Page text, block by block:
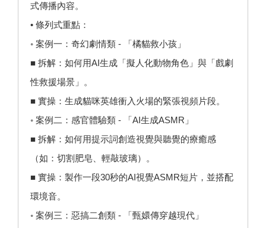
式傳播內容。
• 條列式重點：
◦ 案例一：奇幻劇情類 - 「橘貓救小孩」
■ 拆解：如何用AI生成「擬人化動物角色」與「戲劇
性救援場景」。
■ 實操：生成貓咪英雄衝入火場的緊張視頻片段。
◦ 案例二：感官體驗類 - 「AI生成ASMR」
■ 拆解：如何用提示詞創造視覺與聽覺的療癒感
（如：切割肥皂、輕敲玻璃）。
■ 實操：製作一段30秒的AI視覺ASMR短片，並搭配
環境音。
◦ 案例三：惡搞二創類 - 「甄嬛傳穿越現代」